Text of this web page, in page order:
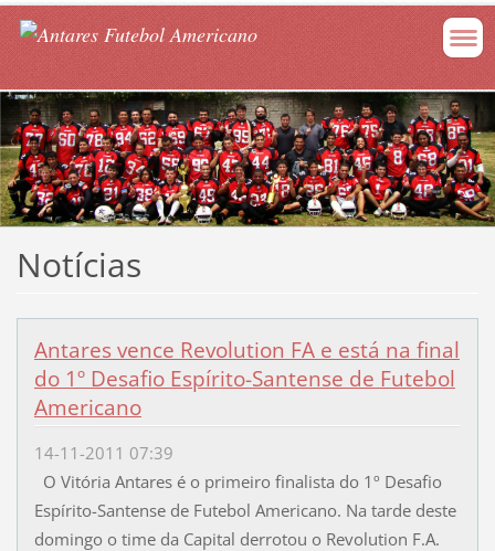
Notícias
Antares vence Revolution FA e está na final
do 1º Desafio Espírito-Santense de Futebol
Americano
14-11-2011 07:39
O Vitória Antares é o primeiro finalista do 1º Desafio
Espírito-Santense de Futebol Americano. Na tarde deste
domingo o time da Capital derrotou o Revolution F.A.